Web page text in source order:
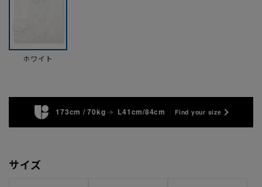
ホワイト
173cm / 70kg L41cm/84cm Find your size
サイズ